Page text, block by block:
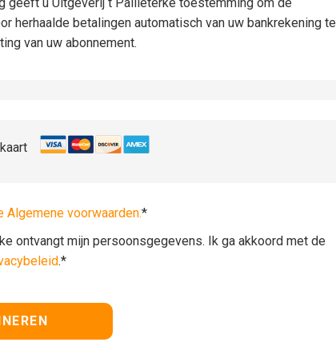
herhaalde betalingen automatisch van uw bankrekening te
van uw abonnement.
Algemene voorwaarden.*
ontvangt mijn persoonsgegevens. Ik ga akkoord met de
.*